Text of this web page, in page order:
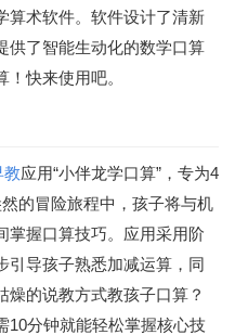
算术软件。软件设计了清新
供了智能生动化的数学口算
快来使用吧。
教应用“小伴龙学口算”，专为4
的冒险旅程中，孩子将与机
掌握口算技巧。应用采用阶
引导孩子熟悉加减运算，同
燥的说教方式教孩子口算？
10分钟就能轻松掌握核心技